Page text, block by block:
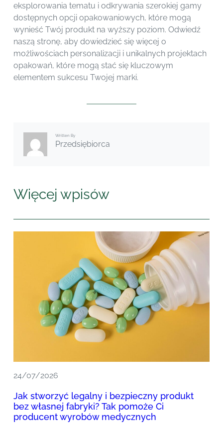
eksplorowania tematu i odkrywania szerokiej gamy
dostępnych opcji opakowaniowych, które mogą
wynieść Twój produkt na wyższy poziom. Odwiedź
naszą stronę, aby dowiedzieć się więcej o
możliwościach personalizacji i unikalnych projektach
opakowań, które mogą stać się kluczowym
elementem sukcesu Twojej marki.
Written By
Przedsiębiorca
Więcej wpisów
24/07/2026
Jak stworzyć legalny i bezpieczny produkt
bez własnej fabryki? Tak pomoże Ci
producent wyrobów medycznych